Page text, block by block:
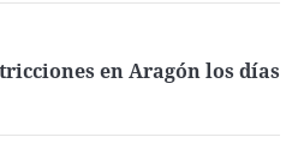
en Aragón los días